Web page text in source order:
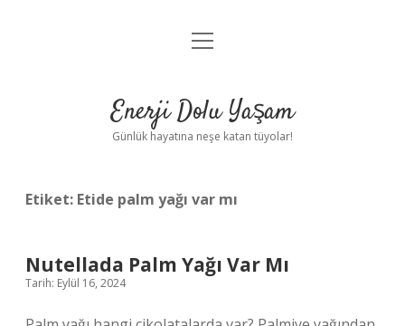
Anasayfa
Yasal Uyarı
menüyü
Enerji Dolu Yaşam
Günlük hayatına neşe katan tüyolar!
Etiket: Etide palm yağı var mı
Nutellada Palm Yağı Var Mı
Tarih: Eylül 16, 2024